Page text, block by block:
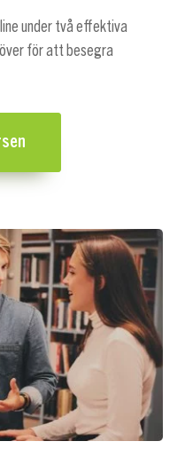
under två effektiva
för att besegra